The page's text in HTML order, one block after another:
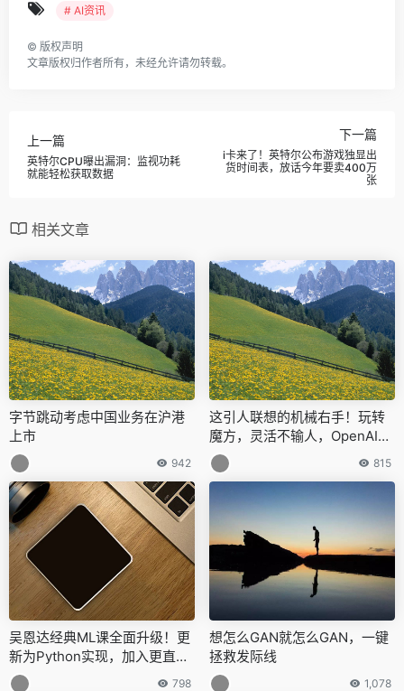
# AI资讯
© 版权声明
文章版权归作者所有，未经允许请勿转载。
上一篇
英特尔CPU曝出漏洞：监视功耗
就能轻松获取数据
下一篇
i卡来了！英特尔公布游戏独显出
货时间表，放话今年要卖400万
张
相关文章
字节跳动考虑中国业务在沪港
上市
942
这引人联想的机械右手！玩转
魔方，灵活不输人，OpenAI：
前所未有
815
吴恩达经典ML课全面升级！更
新为Python实现，加入更直观
视觉教学
798
想怎么GAN就怎么GAN，一键
拯救发际线
1,078